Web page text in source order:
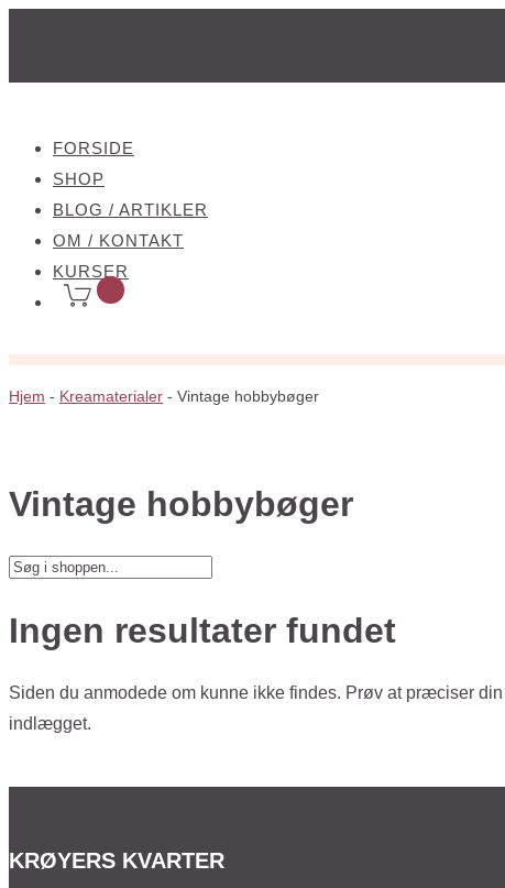
FORSIDE
SHOP
BLOG / ARTIKLER
OM / KONTAKT
KURSER
Hjem - Kreamaterialer - Vintage hobbybøger
Vintage hobbybøger
Ingen resultater fundet
Siden du anmodede om kunne ikke findes. Prøv at præciser
indlægget.
KRØYERS KVARTER